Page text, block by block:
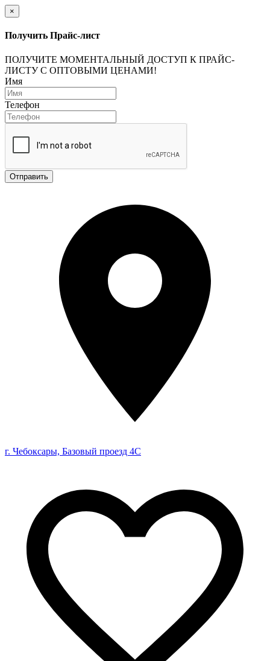
×
Получить Прайс-лист
ПОЛУЧИТЕ МОМЕНТАЛЬНЫЙ ДОСТУП К ПРАЙС-
ЛИСТУ С ОПТОВЫМИ ЦЕНАМИ!
Имя
Телефон
Отправить
г. Чебоксары, Базовый проезд 4С